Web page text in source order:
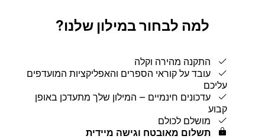
למה לבחור במילון שלנו?
התקנה מהירה וקלה
עובד על קוראי הספרים והאפליקציות המועדפים
עליכם
עדכונים חינמיים ‒ המילון שלך מתעדכן באופן
קבוע
מושלם לכולם
תשלום מאובטח וגישה מיידית